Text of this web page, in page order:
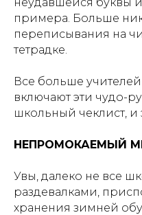
примера. Больше
переписывания на
тетрадке.
Все больше
включают эти чудо-
школьный чеклист, и
НЕПРОМОКАЕМЫЙ
Увы, далеко не все
раздевалками,
хранения зимней